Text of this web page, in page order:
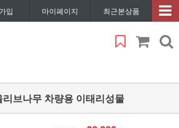
입 마이페이지 최근본상품
리브나무 차량용 이태리성물